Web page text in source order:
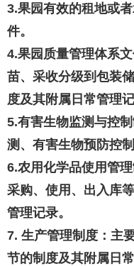
3.果园有效的租地或
件。
4.果园质量管理体系
苗、采收分级到包装
度及其附属日常管理记
5.有害生物监测与控
测、有害生物预防控
6.农用化学品使用管
采购、使用、出入库
管理记录。
7. 生产管理制度：主
节的制度及其附属日